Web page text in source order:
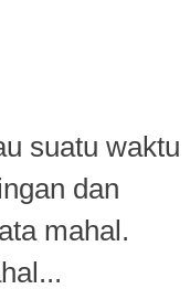
suatu waktu
dan
mahal.